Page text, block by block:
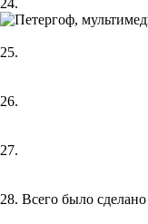
25.
26.
27.
28. Всего было